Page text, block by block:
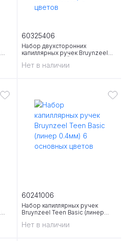
Нет в наличии
Набор двухсторонних
капиллярных ручек Bruynzeel
0.4мм+кисть) 6 цветов
60325406
Нет в наличии
Набор капиллярных ручек
Bruynzeel Teen Basic (линер
60241006